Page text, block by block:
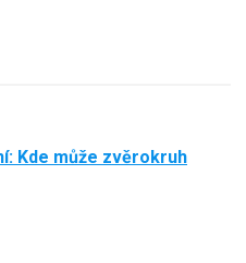
Kde může zvěrokruh